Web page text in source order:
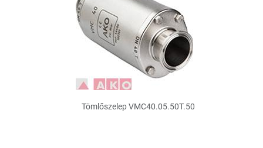
Tömlőszelep VMC40.05.50T.50